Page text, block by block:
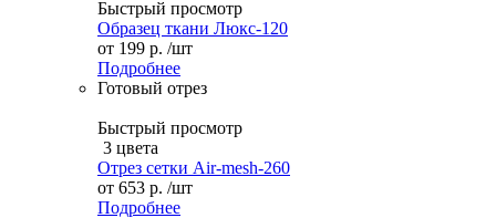
Быстрый просмотр
Образец ткани Люкс-120
от 199 р. /шт
Подробнее
Готовый отрез
Быстрый просмотр
3 цвета
Отрез сетки Air-mesh-260
от 653 р. /шт
Подробнее